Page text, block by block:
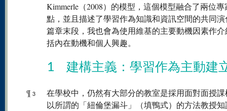
Kimmerle（2008）的模型，這個模型融合了兩位
點，並且描述了學習作為知識和資訊空間的共同
篇章末段，我也會為使用維基的主要動機因素作
括內在動機和個人興趣。
1 建構主義：學習作為主動建
¶ 3
在學校中，仍然有大部分的教室是採用面對面授
以所謂的「紐倫堡漏斗」（填鴨式）的方法教授